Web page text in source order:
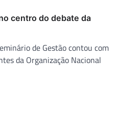
centro do debate da
de Gestão contou com
da Organização Nacional